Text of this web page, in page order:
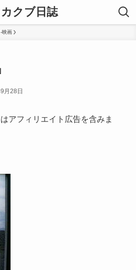
クブ日誌
映画
月28日
アフィリエイト広告を含みま